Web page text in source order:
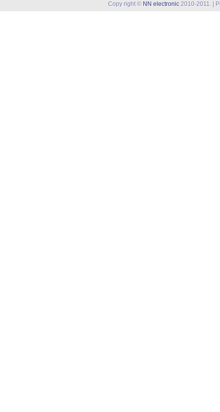
Copy right © NN electronic 2010-2011. |